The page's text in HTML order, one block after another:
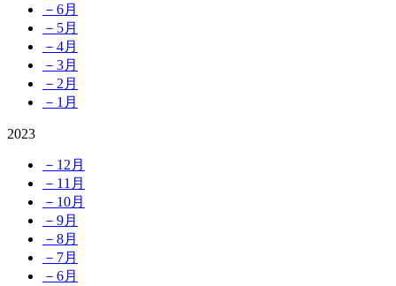
－6月
－5月
－4月
－3月
－2月
－1月
2023
－12月
－11月
－10月
－9月
－8月
－7月
－6月